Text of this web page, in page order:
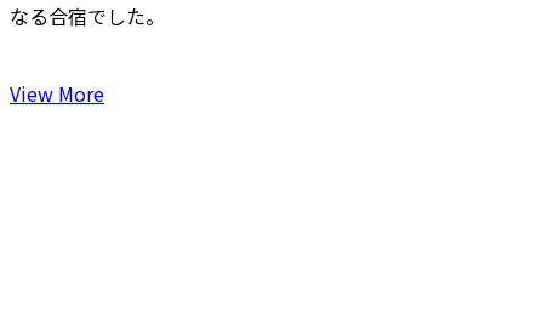
なる合宿でした。
View More